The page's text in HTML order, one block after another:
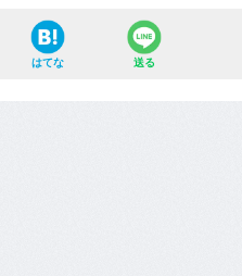
はてな 送る